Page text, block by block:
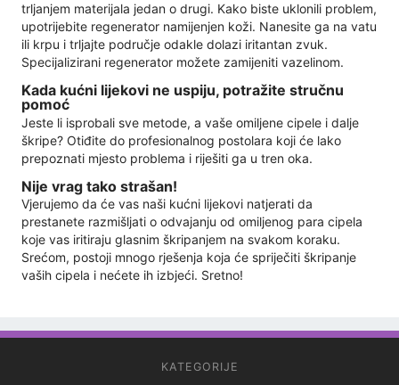
trljanjem materijala jedan o drugi. Kako biste uklonili problem,
upotrijebite regenerator namijenjen koži. Nanesite ga na vatu
ili krpu i trljajte područje odakle dolazi iritantan zvuk.
Specijalizirani regenerator možete zamijeniti vazelinom.
Kada kućni lijekovi ne uspiju, potražite stručnu
pomoć
Jeste li isprobali sve metode, a vaše omiljene cipele i dalje
škripe? Otiđite do profesionalnog postolara koji će lako
prepoznati mjesto problema i riješiti ga u tren oka.
Nije vrag tako strašan!
Vjerujemo da će vas naši kućni lijekovi natjerati da
prestanete razmišljati o odvajanju od omiljenog para cipela
koje vas iritiraju glasnim škripanjem na svakom koraku.
Srećom, postoji mnogo rješenja koja će spriječiti škripanje
vaših cipela i nećete ih izbjeći. Sretno!
KATEGORIJE